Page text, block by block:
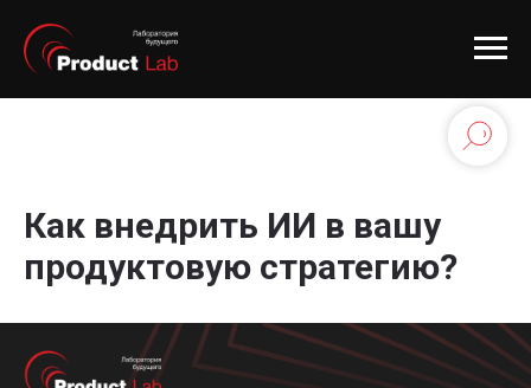
Как внедрить ИИ в вашу
продуктовую стратегию?